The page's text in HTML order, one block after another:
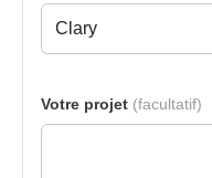
Votre projet (facultatif)